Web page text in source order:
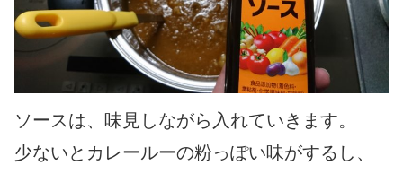
ソースは、味見しながら入れていきます。
少ないとカレールーの粉っぽい味がするし、